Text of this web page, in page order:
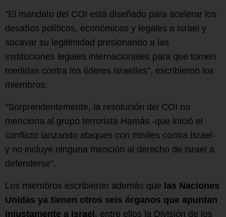
“El mandato del COI está diseñado para acelerar los
desafíos políticos, económicos y legales a Israel y
socavar su legitimidad presionando a las
instituciones legales internacionales para que tomen
medidas contra los líderes israelíes”, escribieron los
miembros.
“Sorprendentemente, la resolución del COI no
menciona al grupo terrorista Hamás -que inició el
conflicto lanzando ataques con misiles contra Israel-
y no incluye ninguna mención al derecho de Israel a
defenderse”.
Los miembros escribieron además que las Naciones
Unidas ya tienen otros seis órganos que apuntan
injustamente a Israel , entre ellos la División de los